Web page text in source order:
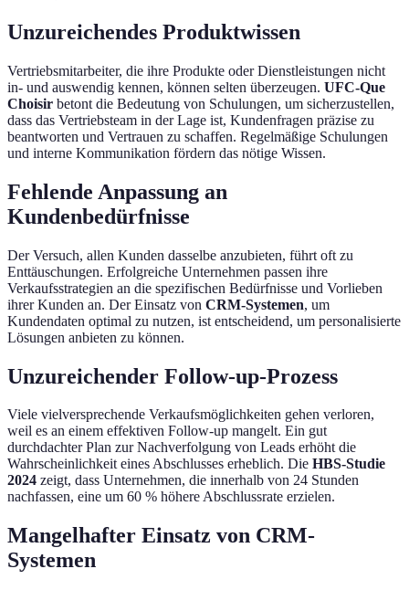
Unzureichendes Produktwissen
Vertriebsmitarbeiter, die ihre Produkte oder Dienstleistungen nicht
in- und auswendig kennen, können selten überzeugen. UFC-Que
Choisir betont die Bedeutung von Schulungen, um sicherzustellen,
dass das Vertriebsteam in der Lage ist, Kundenfragen präzise zu
beantworten und Vertrauen zu schaffen. Regelmäßige Schulungen
und interne Kommunikation fördern das nötige Wissen.
Fehlende Anpassung an
Kundenbedürfnisse
Der Versuch, allen Kunden dasselbe anzubieten, führt oft zu
Enttäuschungen. Erfolgreiche Unternehmen passen ihre
Verkaufsstrategien an die spezifischen Bedürfnisse und Vorlieben
ihrer Kunden an. Der Einsatz von CRM-Systemen, um
Kundendaten optimal zu nutzen, ist entscheidend, um personalisierte
Lösungen anbieten zu können.
Unzureichender Follow-up-Prozess
Viele vielversprechende Verkaufsmöglichkeiten gehen verloren,
weil es an einem effektiven Follow-up mangelt. Ein gut
durchdachter Plan zur Nachverfolgung von Leads erhöht die
Wahrscheinlichkeit eines Abschlusses erheblich. Die HBS-Studie
2024 zeigt, dass Unternehmen, die innerhalb von 24 Stunden
nachfassen, eine um 60 % höhere Abschlussrate erzielen.
Mangelhafter Einsatz von CRM-
Systemen